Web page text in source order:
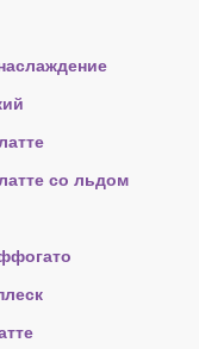
со льдом